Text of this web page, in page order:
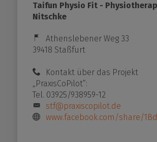
melden!
Taifun Physio Fit -
Nitschke
Athenslebener Weg 33
39418 Staßfurt
Kontakt über das Projekt
„PraxisCoPilot“:
Tel. 03925/938959-12
stf@praxiscopilot.de
www.facebook.com/share/